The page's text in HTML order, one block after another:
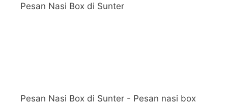
Pesan Nasi Box di Sunter
Pesan Nasi Box di Sunter - Pesan nasi box